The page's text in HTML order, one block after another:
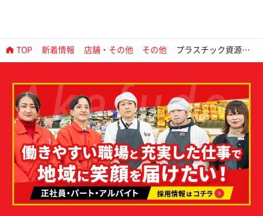
TOP 新着情報 店舗・その他 その他
プラスチック資源循
環促進法 ４月１日施